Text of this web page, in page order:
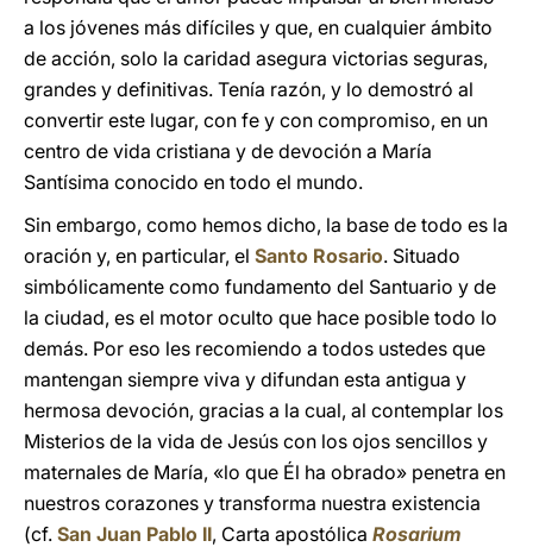
a los jóvenes más difíciles y que, en cualquier ámbito
de acción, solo la caridad asegura victorias seguras,
grandes y definitivas. Tenía razón, y lo demostró al
convertir este lugar, con fe y con compromiso, en un
centro de vida cristiana y de devoción a María
Santísima conocido en todo el mundo.
Sin embargo, como hemos dicho, la base de todo es la
oración y, en particular, el Santo Rosario. Situado
simbólicamente como fundamento del Santuario y de
la ciudad, es el motor oculto que hace posible todo lo
demás. Por eso les recomiendo a todos ustedes que
mantengan siempre viva y difundan esta antigua y
hermosa devoción, gracias a la cual, al contemplar los
Misterios de la vida de Jesús con los ojos sencillos y
maternales de María, «lo que Él ha obrado» penetra en
nuestros corazones y transforma nuestra existencia
(cf. San Juan Pablo II, Carta apostólica Rosarium